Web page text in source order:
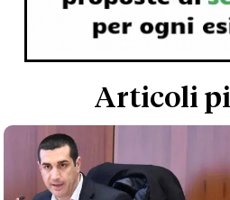
Articoli